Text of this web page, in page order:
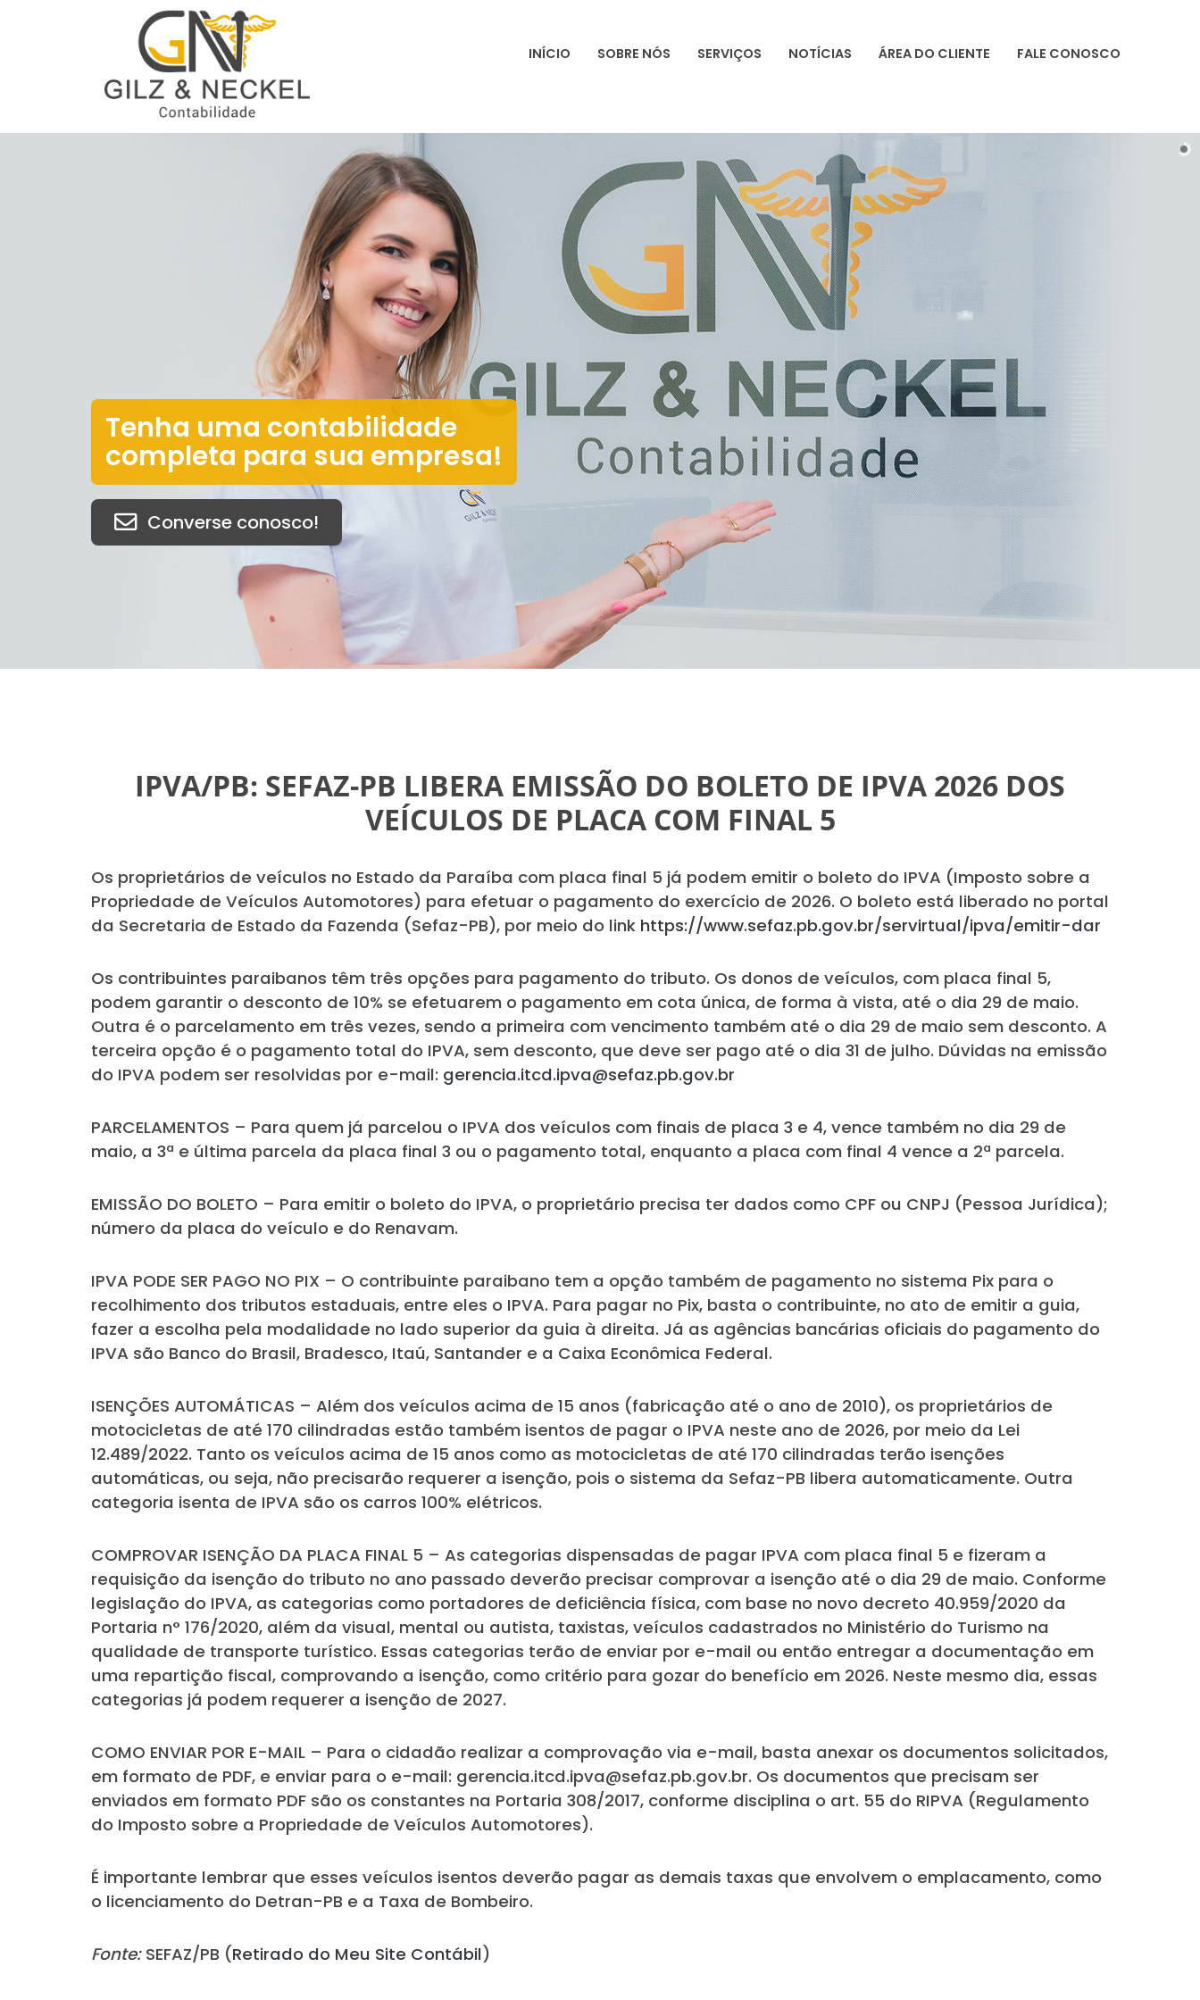
INÍCIO SOBRE NÓS SERVIÇOS NOTÍCIAS ÁREA DO CLIENTE FALE CONOSCO
Tenha uma contabilidade
completa para sua empresa!
Converse conosco!
IPVA/PB: SEFAZ-PB LIBERA EMISSÃO DO BOLETO DE IPVA 2026 DOS
VEÍCULOS DE PLACA COM FINAL 5
Os proprietários de veículos no Estado da Paraíba com placa final 5 já podem emitir o boleto do IPVA (Imposto sobre a
Propriedade de Veículos Automotores) para efetuar o pagamento do exercício de 2026. O boleto está liberado no portal
da Secretaria de Estado da Fazenda (Sefaz-PB), por meio do link https://www.sefaz.pb.gov.br/servirtual/ipva/emitir-dar
Os contribuintes paraibanos têm três opções para pagamento do tributo. Os donos de veículos, com placa final 5,
podem garantir o desconto de 10% se efetuarem o pagamento em cota única, de forma à vista, até o dia 29 de maio.
Outra é o parcelamento em três vezes, sendo a primeira com vencimento também até o dia 29 de maio sem desconto. A
terceira opção é o pagamento total do IPVA, sem desconto, que deve ser pago até o dia 31 de julho. Dúvidas na emissão
do IPVA podem ser resolvidas por e-mail: gerencia.itcd.ipva@sefaz.pb.gov.br
PARCELAMENTOS – Para quem já parcelou o IPVA dos veículos com finais de placa 3 e 4, vence também no dia 29 de
maio, a 3ª e última parcela da placa final 3 ou o pagamento total, enquanto a placa com final 4 vence a 2ª parcela.
EMISSÃO DO BOLETO – Para emitir o boleto do IPVA, o proprietário precisa ter dados como CPF ou CNPJ (Pessoa Jurídica);
número da placa do veículo e do Renavam.
IPVA PODE SER PAGO NO PIX – O contribuinte paraibano tem a opção também de pagamento no sistema Pix para o
recolhimento dos tributos estaduais, entre eles o IPVA. Para pagar no Pix, basta o contribuinte, no ato de emitir a guia,
fazer a escolha pela modalidade no lado superior da guia à direita. Já as agências bancárias oficiais do pagamento do
IPVA são Banco do Brasil, Bradesco, Itaú, Santander e a Caixa Econômica Federal.
ISENÇÕES AUTOMÁTICAS – Além dos veículos acima de 15 anos (fabricação até o ano de 2010), os proprietários de
motocicletas de até 170 cilindradas estão também isentos de pagar o IPVA neste ano de 2026, por meio da Lei
12.489/2022. Tanto os veículos acima de 15 anos como as motocicletas de até 170 cilindradas terão isenções
automáticas, ou seja, não precisarão requerer a isenção, pois o sistema da Sefaz-PB libera automaticamente. Outra
categoria isenta de IPVA são os carros 100% elétricos.
COMPROVAR ISENÇÃO DA PLACA FINAL 5 – As categorias dispensadas de pagar IPVA com placa final 5 e fizeram a
requisição da isenção do tributo no ano passado deverão precisar comprovar a isenção até o dia 29 de maio. Conforme
legislação do IPVA, as categorias como portadores de deficiência física, com base no novo decreto 40.959/2020 da
Portaria n° 176/2020, além da visual, mental ou autista, taxistas, veículos cadastrados no Ministério do Turismo na
qualidade de transporte turístico. Essas categorias terão de enviar por e-mail ou então entregar a documentação em
uma repartição fiscal, comprovando a isenção, como critério para gozar do benefício em 2026. Neste mesmo dia, essas
categorias já podem requerer a isenção de 2027.
COMO ENVIAR POR E-MAIL – Para o cidadão realizar a comprovação via e-mail, basta anexar os documentos solicitados,
em formato de PDF, e enviar para o e-mail: gerencia.itcd.ipva@sefaz.pb.gov.br. Os documentos que precisam ser
enviados em formato PDF são os constantes na Portaria 308/2017, conforme disciplina o art. 55 do RIPVA (Regulamento
do Imposto sobre a Propriedade de Veículos Automotores).
É importante lembrar que esses veículos isentos deverão pagar as demais taxas que envolvem o emplacamento, como
o licenciamento do Detran-PB e a Taxa de Bombeiro.
Fonte:SEFAZ/PB (Retirado do Meu Site Contábil)